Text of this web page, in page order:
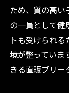
ため、質の高い
の一員として健
トも受けられ
境が整っていま
きる直販ブリー